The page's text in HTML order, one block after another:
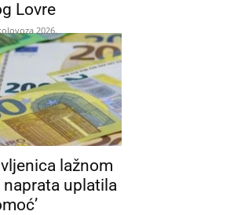
Lovre
2026.
lažnom
uplatila